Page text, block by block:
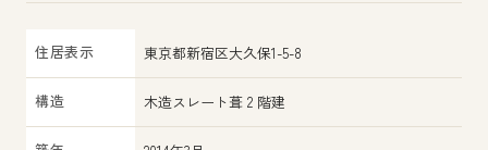
住居表示 東京都新宿区大久保1-5-8
構造 木造スレート葺 2 階建